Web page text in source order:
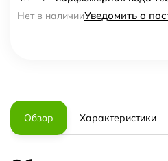
Нет в наличииУведомить о
Обзор Характеристики